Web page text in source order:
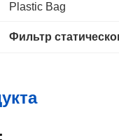
Plastic Bag
Фильтр